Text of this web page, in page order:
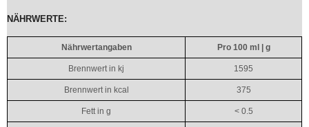
NÄHRWERTE:
Nährwertangaben Pro 100 ml | g
Brennwert in kj 1595
Brennwert in kcal 375
Fett in g < 0.5